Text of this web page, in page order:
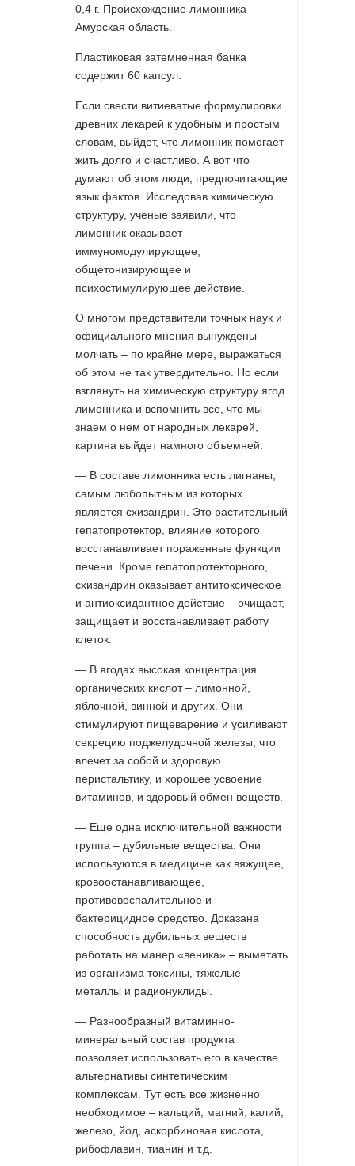
0,4 г. Происхождение лимонника —
Амурская область.
Пластиковая затемненная банка
содержит 60 капсул.
Если свести витиеватые формулировки
древних лекарей к удобным и простым
словам, выйдет, что лимонник помогает
жить долго и счастливо. А вот что
думают об этом люди, предпочитающие
язык фактов. Исследовав химическую
структуру, ученые заявили, что
лимонник оказывает
иммуномодулирующее,
общетонизирующее и
психостимулирующее действие.
О многом представители точных наук и
официального мнения вынуждены
молчать – по крайне мере, выражаться
об этом не так утвердительно. Но если
взглянуть на химическую структуру ягод
лимонника и вспомнить все, что мы
знаем о нем от народных лекарей,
картина выйдет намного объемней.
— В составе лимонника есть лигнаны,
самым любопытным из которых
является схизандрин. Это растительный
гепатопротектор, влияние которого
восстанавливает пораженные функции
печени. Кроме гепатопротекторного,
схизандрин оказывает антитоксическое
и антиоксидантное действие – очищает,
защищает и восстанавливает работу
клеток.
— В ягодах высокая концентрация
органических кислот – лимонной,
яблочной, винной и других. Они
стимулируют пищеварение и усиливают
секрецию поджелудочной железы, что
влечет за собой и здоровую
перистальтику, и хорошее усвоение
витаминов, и здоровый обмен веществ.
— Еще одна исключительной важности
группа – дубильные вещества. Они
используются в медицине как вяжущее,
кровоостанавливающее,
противовоспалительное и
бактерицидное средство. Доказана
способность дубильных веществ
работать на манер «веника» – выметать
из организма токсины, тяжелые
металлы и радионуклиды.
— Разнообразный витаминно-
минеральный состав продукта
позволяет использовать его в качестве
альтернативы синтетическим
комплексам. Тут есть все жизненно
необходимое – кальций, магний, калий,
железо, йод, аскорбиновая кислота,
рибофлавин, тианин и т.д.